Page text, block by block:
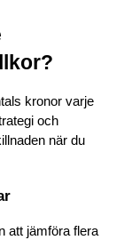
kronor varje
och
när du
att jämföra flera